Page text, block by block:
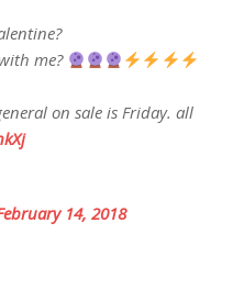
me?
on sale is Friday. all
14, 2018